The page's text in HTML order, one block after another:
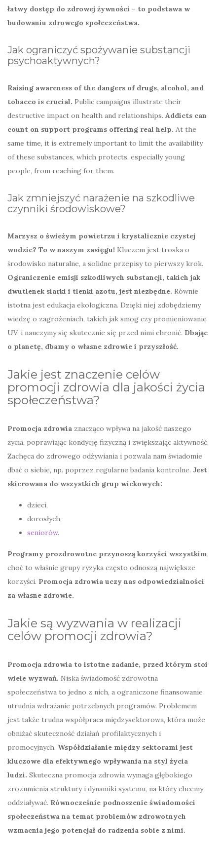
łatwy dostęp do zdrowej żywności – to podstawa w
budowaniu zdrowego społeczeństwa.
Jak ograniczyć spożywanie substancji
psychoaktywnych?
Raising awareness of the dangers of drugs, alcohol, and
tobacco is crucial. Public campaigns illustrate their
destructive impact on health and relationships. Addicts can
count on support programs offering real help. At the
same time, it is extremely important to limit the availability
of these substances, which protects, especially young
people, from reaching for them.
Jak zmniejszyć narażenie na szkodliwe
czynniki środowiskowe?
Marzysz o świeżym powietrzu i krystalicznie czystej
wodzie? To w naszym zasięgu! Kluczem jest troska o
środowisko naturalne, a solidne przepisy to pierwszy krok.
Ograniczenie emisji szkodliwych substancji, takich jak
dwutlenek siarki i tlenki azotu, jest niezbędne. Równie
istotna jest edukacja ekologiczna. Dzięki niej zdobędziemy
wiedzę o zagrożeniach, takich jak smog czy promieniowanie
UV, i nauczymy się skutecznie się przed nimi chronić. Dbając
o planetę, dbamy o własne zdrowie i przyszłość.
Jakie jest znaczenie celów
promocji zdrowia dla jakości życia
społeczeństwa?
Promocja zdrowia znacząco wpływa na jakość naszego
życia, poprawiając kondycję fizyczną i zwiększając aktywność.
Zachęca do zdrowego odżywiania i pozwala nam świadomie
dbać o siebie, np. poprzez regularne badania kontrolne. Jest
skierowana do wszystkich grup wiekowych:
dzieci,
dorosłych,
seniorów.
Programy prozdrowotne przynoszą korzyści wszystkim,
choć to właśnie grupy ryzyka często odnoszą największe
korzyści. Promocja zdrowia uczy nas odpowiedzialności
za własne zdrowie.
Jakie są wyzwania w realizacji
celów promocji zdrowia?
Promocja zdrowia to istotne zadanie, przed którym stoi
wiele wyzwań. Niska świadomość zdrowotna
społeczeństwa to jedno z nich, a ograniczone finansowanie
utrudnia wdrażanie potrzebnych programów. Problemem
jest także trudna współpraca międzysektorowa, która może
obniżać skuteczność działań profilaktycznych i
promocyjnych. Współdziałanie między sektorami jest
kluczowe dla efektywnego wpływania na styl życia
ludzi. Skuteczna promocja zdrowia wymaga głębokiego
zrozumienia struktury i dynamiki systemu, na który chcemy
oddziaływać. Równocześnie podnoszenie świadomości
społeczeństwa na temat problemów zdrowotnych
wzmacnia jego potencjał do radzenia sobie z nimi.